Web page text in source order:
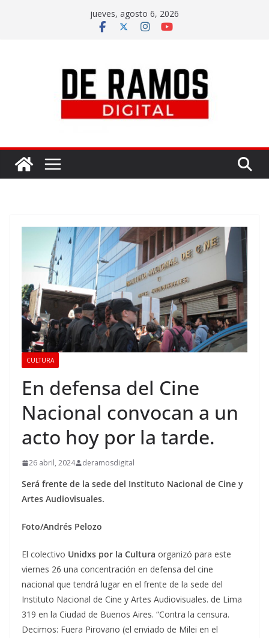
jueves, agosto 6, 2026
CULTURA
En defensa del Cine
Nacional convocan a un
acto hoy por la tarde.
26 abril, 2024 deramosdigital
Será frente de la sede del Instituto Nacional de Cine y
Artes Audiovisuales.
Foto/Andrés Pelozo
El colectivo Unidxs por la Cultura organizó para este
viernes 26 una concentración en defensa del cine
nacional que tendrá lugar en el frente de la sede del
Instituto Nacional de Cine y Artes Audiovisuales. de Lima
319 en la Ciudad de Buenos Aires. “Contra la censura.
Decimos: Fuera Pirovano (el enviado de Milei en el